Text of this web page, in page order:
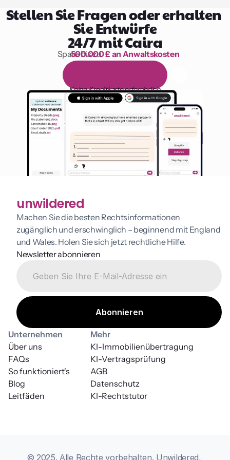
Stellen Sie Fragen oder erhalten
Sie Entwürfe
24/7 mit Caira
1.000 Stunden Lesen
Spare bis zu
500.000 £ an Anwaltskosten
äg on
Keine Kreditkarte erforderlich
unwildered
Machen Sie die besten Rechtsinformationen
zugänglich und erschwinglich – beginnend mit England
und Wales. Holen Sie sich jetzt rechtliche Hilfe.
Newsletter abonnieren
Unternehmen
Über uns
FAQs
So funktioniert's
Blog
Leitfäden
Mehr
AGB
KI-Vertragsprüfung
KI-Rechtstutor
Datenschutz
KI-Immobilienübertragung
© 2025. Alle Rechte vorbehalten. Unwildered,